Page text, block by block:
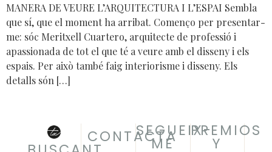
MANERA DE VEURE L’ARQUITECTURA I L’ESPAI Sembla
que sí, que el moment ha arribat. Començo per presentar-
me: sóc Meritxell Cuartero, arquitecte de professió i
apassionada de tot el que té a veure amb el disseny i els
espais. Per això també faig interiorisme i disseny. Els
detalls són […]
CONTACTA
SEGUEIX-
ME
PREMIOS
Y